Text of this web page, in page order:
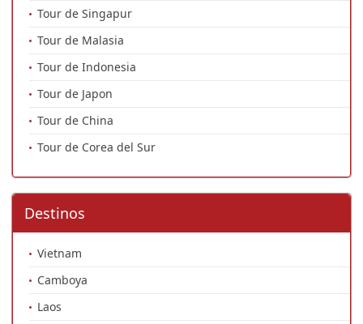
Tour de Singapur
Tour de Malasia
Tour de Indonesia
Tour de Japon
Tour de China
Tour de Corea del Sur
Destinos
Vietnam
Camboya
Laos